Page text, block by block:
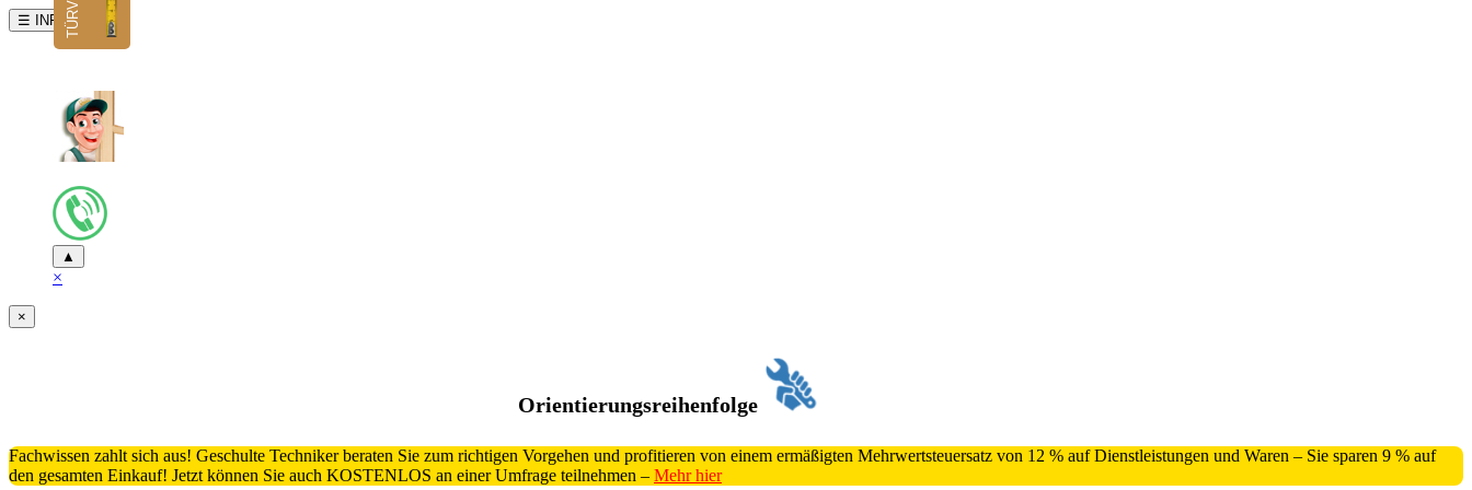
☰ INFO
▲
×
×
Orientierungsreihenfolge
Fachwissen zahlt sich aus! Geschulte Techniker beraten Sie zum richtigen Vorgehen und profitieren von einem ermäßigten Mehrwertsteuersatz von 12 % auf Dienstleistungen und Waren – Sie sparen 9 % auf
den gesamten Einkauf! Jetzt können Sie auch KOSTENLOS an einer Umfrage teilnehmen – Mehr hier